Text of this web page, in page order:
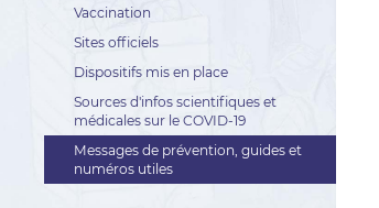
Vaccination
Sites officiels
Dispositifs mis en place
Sources d'infos scientifiques et
médicales sur le COVID-19
Messages de prévention, guides et
numéros utiles